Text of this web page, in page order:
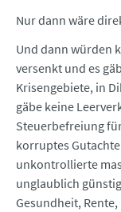
Nur dann wäre
Und dann würden
versenkt und es
Krisengebiete, in
gäbe keine
Steuerbefreiung
korruptes
unkontrollierte
unglaublich
Gesundheit,